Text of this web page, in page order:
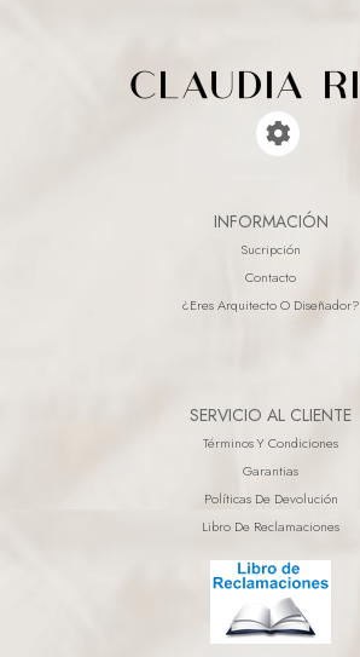
INFORMACIÓN
Sucripción
Contacto
¿eres Arquitecto O Diseñador?
SERVICIO AL CLIENTE
Términos Y Condiciones
Garantias
Políticas De Devolución
Libro De Reclamaciones